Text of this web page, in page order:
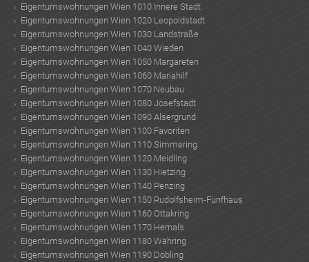
Eigentumswohnungen Wien 1010 Innere Stadt
Eigentumswohnungen Wien 1020 Leopoldstadt
Eigentumswohnungen Wien 1030 Landstraße
Eigentumswohnungen Wien 1040 Wieden
Eigentumswohnungen Wien 1050 Margareten
Eigentumswohnungen Wien 1060 Mariahilf
Eigentumswohnungen Wien 1070 Neubau
Eigentumswohnungen Wien 1080 Josefstadt
Eigentumswohnungen Wien 1090 Alsergrund
Eigentumswohnungen Wien 1100 Favoriten
Eigentumswohnungen Wien 1110 Simmering
Eigentumswohnungen Wien 1120 Meidling
Eigentumswohnungen Wien 1130 Hietzing
Eigentumswohnungen Wien 1140 Penzing
Eigentumswohnungen Wien 1150 Rudolfsheim-Fünfhaus
Eigentumswohnungen Wien 1160 Ottakring
Eigentumswohnungen Wien 1170 Hernals
Eigentumswohnungen Wien 1180 Währing
Eigentumswohnungen Wien 1190 Döbling